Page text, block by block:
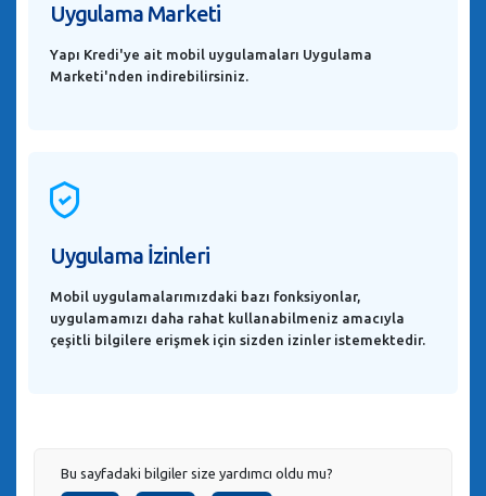
Uygulama Marketi
Yapı Kredi'ye ait mobil uygulamaları Uygulama
Marketi'nden indirebilirsiniz.
Uygulama İzinleri
Mobil uygulamalarımızdaki bazı fonksiyonlar,
uygulamamızı daha rahat kullanabilmeniz amacıyla
çeşitli bilgilere erişmek için sizden izinler istemektedir.
Bu sayfadaki bilgiler size yardımcı oldu mu?